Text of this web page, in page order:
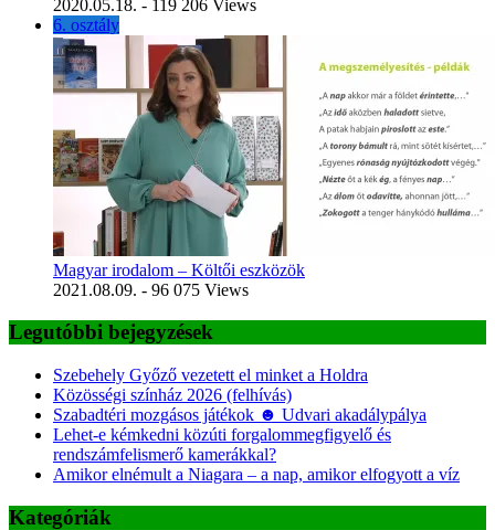
2020.05.18. - 119 206 Views
6. osztály
Magyar irodalom – Költői eszközök
2021.08.09. - 96 075 Views
Legutóbbi bejegyzések
Szebehely Győző vezetett el minket a Holdra
Közösségi színház 2026 (felhívás)
Szabadtéri mozgásos játékok ☻ Udvari akadálypálya
Lehet-e kémkedni közúti forgalommegfigyelő és
rendszámfelismerő kamerákkal?
Amikor elnémult a Niagara – a nap, amikor elfogyott a víz
Kategóriák